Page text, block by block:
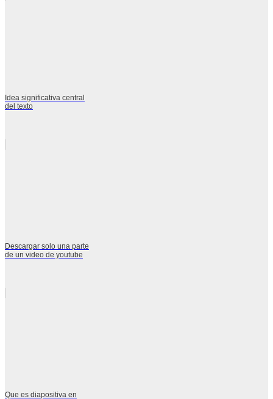
Idea significativa central
del texto
Descargar solo una parte
de un video de youtube
Que es diapositiva en